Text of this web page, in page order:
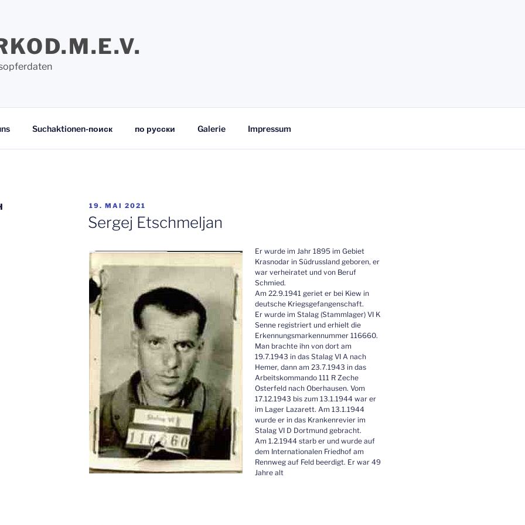
Suchaktionen-поиск по русски Galerie Impressum
VERÖFFENTLICHT
AM
19. MAI 2021
Sergej Etschmeljan
Er wurde im Jahr 1895 im Gebiet
Krasnodar in Südrussland geboren, er
war verheiratet und von Beruf
Schmied.
Am 22.9.1941 geriet er bei Kiew in
deutsche Kriegsgefangenschaft.
Er wurde im Stalag (Stammlager) VI K
Senne registriert und erhielt die
Erkennungsmarkennummer 116660.
Man brachte ihn von dort am
19.7.1943 in das Stalag VI A nach
Hemer, dann am 23.7.1943 in das
Arbeitskommando 111 R Zeche
Osterfeld nach Oberhausen. Vom
17.12.1943 bis zum 13.1.1944 war er
im Lager Lazarett. Am 13.1.1944
wurde er in das Krankenrevier im
Stalag VI D Dortmund gebracht.
Am 1.2.1944 starb er und wurde auf
dem Internationalen Friedhof am
Rennweg auf Feld beerdigt. Er war 49
Jahre alt